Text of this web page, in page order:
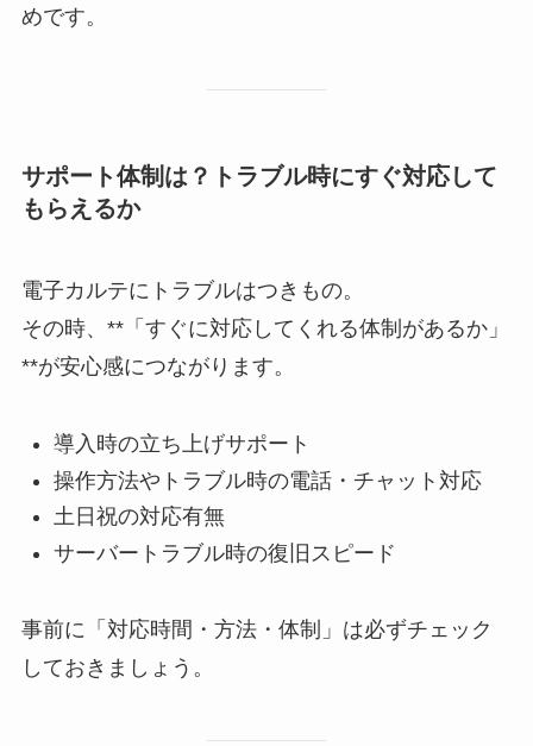
めです。
サポート体制は？トラブル時にすぐ対応して
もらえるか
電子カルテにトラブルはつきもの。
その時、**「すぐに対応してくれる体制があるか」
**が安心感につながります。
導入時の立ち上げサポート
操作方法やトラブル時の電話・チャット対応
土日祝の対応有無
サーバートラブル時の復旧スピード
事前に「対応時間・方法・体制」は必ずチェック
しておきましょう。